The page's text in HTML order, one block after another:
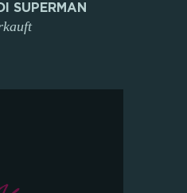
SUPERMAN